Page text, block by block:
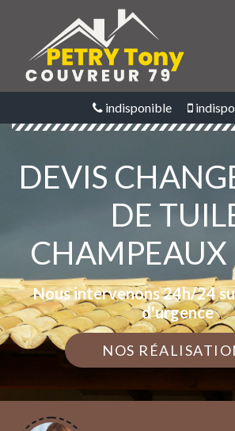
indisponible
DEVIS
DE
Nous intervenons 24h/24
d'urgence
NOS